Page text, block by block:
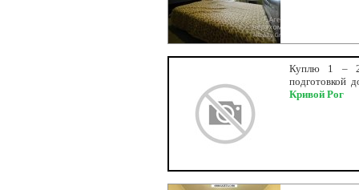
Куплю 1 – 2
подготовкой
Кривой Рог